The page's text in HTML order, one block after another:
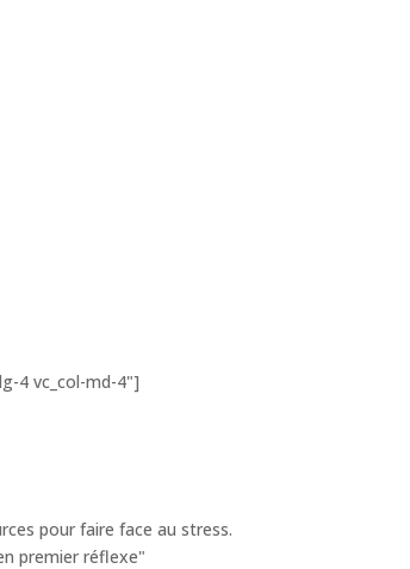
4 vc_col-md-4"]
pour faire face au stress.
premier réflexe"